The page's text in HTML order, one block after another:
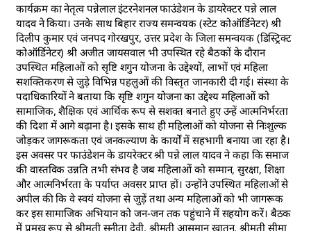
कार्यक्रम का नेतृत्व पन्नेलाल इंटरनेशनल फाउंडेशन के डायरेक्टर पन्ने लाल
यादव ने किया। उनके साथ बिहार राज्य समन्वयक (स्टेट कोऑर्डिनेटर) श्री
दिलीप कुमार एवं जनपद गोरखपुर, उत्तर प्रदेश के जिला समन्वयक (डिस्ट्रिक्ट
कोऑर्डिनेटर) श्री अजीत जायसवाल भी उपस्थित रहे बैठकों के दौरान
उपस्थित महिलाओं को सृष्टि शगुन योजना के उद्देश्यों, लाभों एवं महिला
सशक्तिकरण से जुड़े विभिन्न पहलुओं की विस्तृत जानकारी दी गई। संस्था के
पदाधिकारियों ने बताया कि सृष्टि शगुन योजना का उद्देश्य महिलाओं को
सामाजिक, शैक्षिक एवं आर्थिक रूप से सशक्त बनाते हुए उन्हें आत्मनिर्भरता
की दिशा में आगे बढ़ाना है। इसके साथ ही महिलाओं को योजना से निःशुल्क
जोड़कर जागरूकता एवं जनकल्याण के कार्यों में सहभागी बनाया जा रहा है।
इस अवसर पर फाउंडेशन के डायरेक्टर श्री पन्ने लाल यादव ने कहा कि समाज
की वास्तविक उन्नति तभी संभव है जब महिलाओं को सम्मान, सुरक्षा, शिक्षा
और आत्मनिर्भरता के पर्याप्त अवसर प्राप्त हों। उन्होंने उपस्थित महिलाओं से
अपील की कि वे स्वयं योजना से जुड़ें तथा अन्य महिलाओं को भी जागरूक
कर इस सामाजिक अभियान को जन-जन तक पहुंचाने में सहयोग करें। बैठक
में प्रमुख रूप से श्रीमती सुनीता देवी, श्रीमती आसमान खातून, श्रीमती सीमा